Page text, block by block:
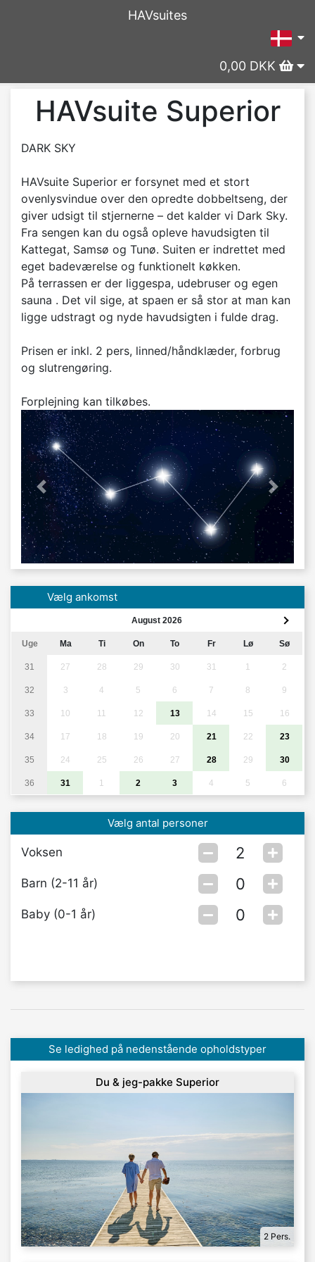
HAVsuites
0,00 DKK
HAVsuite Superior
DARK SKY
HAVsuite Superior er forsynet med et stort
ovenlysvindue over den opredte dobbeltseng, der
giver udsigt til stjernerne – det kalder vi Dark Sky.
Fra sengen kan du også opleve havudsigten til
Kattegat, Samsø og Tunø. Suiten er indrettet med
eget badeværelse og funktionelt køkken.
På terrassen er der liggespa, udebruser og egen
sauna . Det vil sige, at spaen er så stor at man kan
ligge udstragt og nyde havudsigten i fulde drag.
Prisen er inkl. 2 pers, linned/håndklæder, forbrug
og slutrengøring.
Forplejning kan tilkøbes.
'previous' not found Næste
Vælg ankomst
August 2026
Uge Ma Ti On To Fr Lø Sø
31 27 28 29 30 31 1 2
32 3 4 5 6 7 8 9
33 10 11 12 13 14 15 16
34 17 18 19 20 21 22 23
35 24 25 26 27 28 29 30
36 31 1 2 3 4 5 6
Vælg antal personer
Voksen
Barn (2-11 år)
Baby (0-1 år)
Se ledighed på nedenstående opholdstyper
Du & jeg-pakke Superior
2 Pers.